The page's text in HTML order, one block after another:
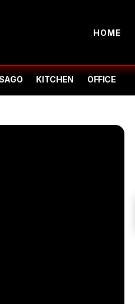
HOME
KITCHEN OFFICE